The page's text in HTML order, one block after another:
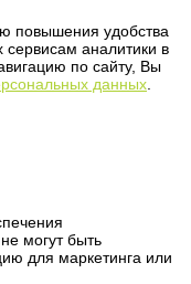
повышения удобства
сервисам аналитики в
по сайту, Вы
данных
могут быть
для маркетинга или